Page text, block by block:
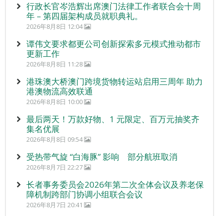
行政长官岑浩辉出席澳门法律工作者联合会十周
年 – 第四届架构成员就职典礼。
2026年8月8日 12:04
谭伟文要求都更公司创新探索多元模式推动都市
更新工作
2026年8月8日 11:28
港珠澳大桥澳门跨境货物转运站启用三周年 助力
港澳物流高效联通
2026年8月8日 10:00
最后两天！万款好物、1 元限定、百万元抽奖齐
集名优展
2026年8月8日 09:54
受热带气旋 “白海豚” 影响 部分航班取消
2026年8月7日 22:27
长者事务委员会2026年第二次全体会议及养老保
障机制跨部门协调小组联合会议
2026年8月7日 20:41